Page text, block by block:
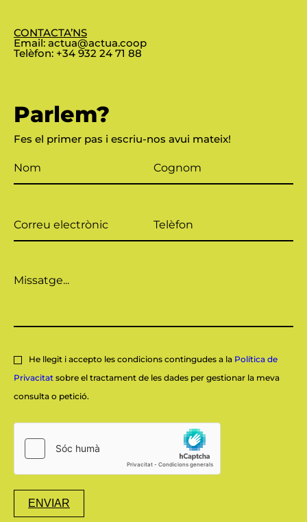
CONTACTA’NS
Email: actua@actua.coop
Telèfon: +34 932 24 71 88
Parlem?
Fes el primer pas i escriu-nos avui mateix!
He llegit i accepto les condicions contingudes a la Política de
Privacitat sobre el tractament de les dades per gestionar la meva
consulta o petició.
ENVIAR